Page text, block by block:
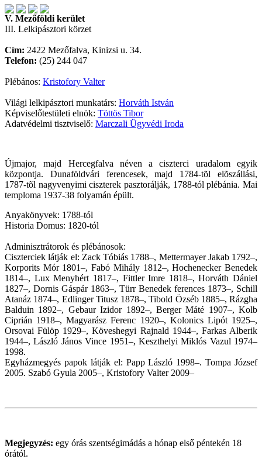
V. Mezőföldi kerület
III. Lelkipásztori körzet
Cím: 2422 Mezőfalva, Kinizsi u. 34.
Telefon: (25) 244 047
Plébános: Kristofory Valter
Világi lelkipásztori munkatárs: Horváth István
Képviselőtestületi elnök: Töttös Tibor
Adatvédelmi tisztviselő: Marczali Ügyvédi Iroda
Újmajor, majd Hercegfalva néven a ciszterci uradalom egyik
központja. Dunaföldvári ferencesek, majd 1784-tõl elõszállási,
1787-tõl nagyvenyimi ciszterek pasztorálják, 1788-tól plébánia. Mai
temploma 1937-38 folyamán épült.
Anyakönyvek: 1788-tól
Historia Domus: 1820-tól
Adminisztrátorok és plébánosok:
Ciszterciek látják el: Zack Tóbiás 1788–, Mettermayer Jakab 1792–,
Korporits Mór 1801–, Fabó Mihály 1812–, Hochenecker Benedek
1814–, Lux Menyhért 1817–, Fittler Imre 1818–, Horváth Dániel
1827–, Dornis Gáspár 1863–, Türr Benedek ferences 1873–, Schill
Atanáz 1874–, Edlinger Titusz 1878–, Tibold Özséb 1885–, Rázgha
Balduin 1892–, Gebaur Izidor 1892–, Berger Máté 1907–, Kolb
Ciprián 1918–, Magyarász Ferenc 1920–, Kolonics Lipót 1925–,
Orsovai Fülöp 1929–, Köveshegyi Rajnald 1944–, Farkas Alberik
1944–, László János Vince 1951–, Keszthelyi Miklós Vazul 1974–
1998.
Egyházmegyés papok látják el: Papp László 1998–. Tompa József
2005. Szabó Gyula 2005–, Kristofory Valter 2009–
Megjegyzés: egy órás szentségimádás a hónap első péntekén 18
órától.